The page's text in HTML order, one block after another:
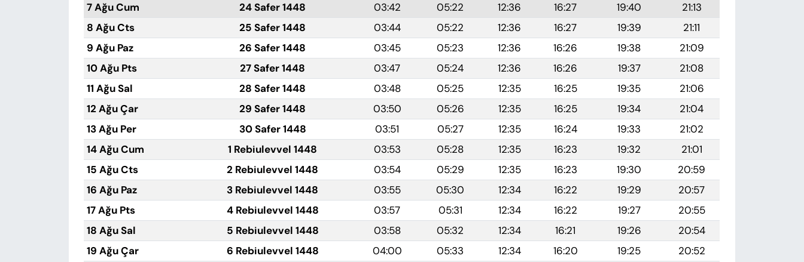
7 Ağu Cum
24 Safer 1448 03:42 05:22 12:36 16:27 19:40
21:13
8 Ağu Cts
25 Safer 1448 03:44 05:22 12:36 16:27 19:39
21:11
9 Ağu Paz
26 Safer 1448 03:45 05:23 12:36 16:26 19:38
21:09
10 Ağu Pts
27 Safer 1448 03:47 05:24 12:36 16:26 19:37
21:08
11 Ağu Sal
28 Safer 1448 03:48 05:25 12:35 16:25 19:35
21:06
12 Ağu Çar
29 Safer 1448 03:50 05:26 12:35 16:25 19:34
21:04
13 Ağu Per
30 Safer 1448 03:51 05:27 12:35 16:24 19:33
21:02
14 Ağu Cum
1 Rebiulevvel 1448 03:53 05:28 12:35 16:23 19:32
21:01
15 Ağu Cts
2 Rebiulevvel 1448 03:54 05:29 12:35 16:23 19:30
20:59
16 Ağu Paz
3 Rebiulevvel 1448 03:55 05:30 12:34 16:22 19:29
20:57
17 Ağu Pts
4 Rebiulevvel 1448 03:57 05:31 12:34 16:22 19:27
20:55
18 Ağu Sal
5 Rebiulevvel 1448 03:58 05:32 12:34 16:21 19:26
20:54
19 Ağu Çar
6 Rebiulevvel 1448 04:00 05:33 12:34 16:20 19:25
20:52